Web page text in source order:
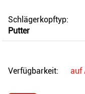
Schlägerkopftyp:
Putter
Verfügbarkeit: auf